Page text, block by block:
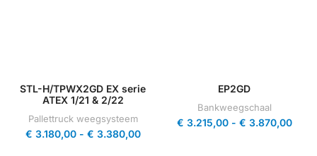
STL-H/TPWX2GD EX serie
ATEX 1/21 & 2/22
Pallettruck weegsysteem
€ 3.180,00 - € 3.380,00
EP2GD
Bankweegschaal
€ 3.215,00 - € 3.870,00